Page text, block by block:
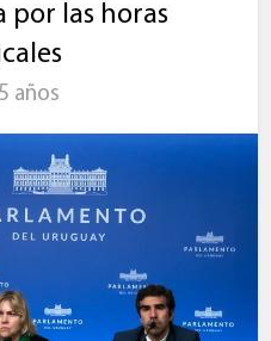
por las horas
años